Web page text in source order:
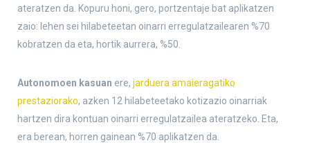
ateratzen da. Kopuru honi, gero, portzentaje bat aplikatzen
zaio: lehen sei hilabeteetan oinarri erregulatzailearen %70
kobratzen da eta, hortik aurrera, %50.
Autonomoen kasuan ere, jarduera amaieragatiko
prestaziorako, azken 12 hilabeteetako kotizazio oinarriak
hartzen dira kontuan oinarri erregulatzailea ateratzeko. Eta,
era berean, horren gainean %70 aplikatzen da.